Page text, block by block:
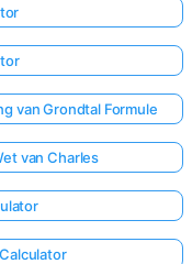
van Grondtal Formule
van Charles